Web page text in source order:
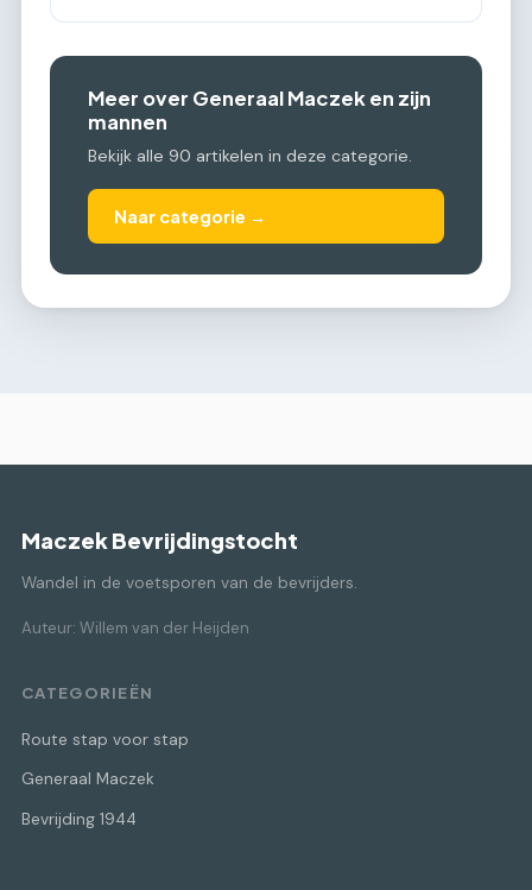
Meer over Generaal Maczek en zijn
mannen
Bekijk alle 90 artikelen in deze categorie.
Naar categorie →
Maczek Bevrijdingstocht
Wandel in de voetsporen van de bevrijders.
Auteur: Willem van der Heijden
CATEGORIEËN
Route stap voor stap
Generaal Maczek
Bevrijding 1944